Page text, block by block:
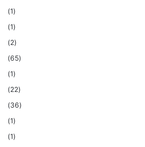
(1)
(1)
(2)
(65)
(1)
(22)
(36)
(1)
(1)